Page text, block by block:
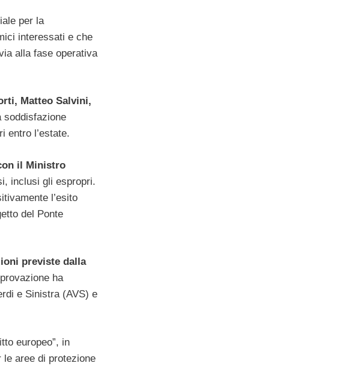
per la
interessati e che
alla fase operativa
Matteo Salvini,
soddisfazione
entro l’estate.
il Ministro
inclusi gli espropri.
l’esito
del Ponte
previste dalla
ha
e Sinistra (AVS) e
europeo”, in
le aree di protezione